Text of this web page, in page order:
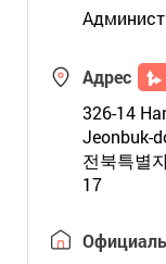
Адрес
326-14
Jeonbuk-
전북특별
17